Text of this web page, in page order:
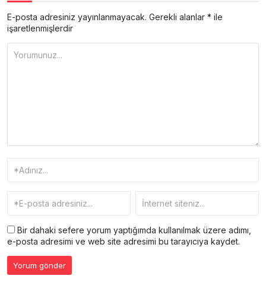
E-posta adresiniz yayınlanmayacak. Gerekli alanlar * ile
işaretlenmişlerdir
Bir dahaki sefere yorum yaptığımda kullanılmak üzere adımı,
e-posta adresimi ve web site adresimi bu tarayıcıya kaydet.